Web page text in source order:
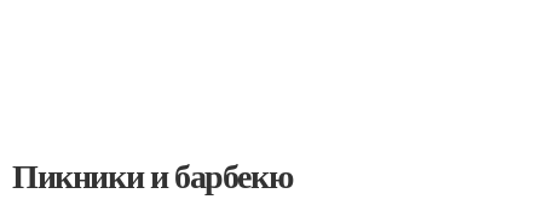
Пикники и барбекю